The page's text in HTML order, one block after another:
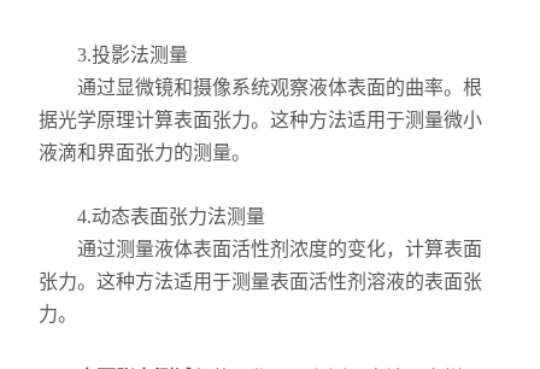
3.投影法测量
通过显微镜和摄像系统观察液体表面的曲率。根
据光学原理计算表面张力。这种方法适用于测量微小
液滴和界面张力的测量。
4.动态表面张力法测量
通过测量液体表面活性剂浓度的变化，计算表面
张力。这种方法适用于测量表面活性剂溶液的表面张
力。